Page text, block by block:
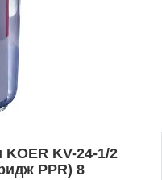
KV-24-1/2
PPR) 8